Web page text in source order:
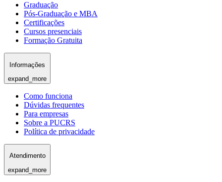
Graduação
Pós-Graduação e MBA
Certificações
Cursos presenciais
Formação Gratuita
Informações
expand_more
Como funciona
Dúvidas frequentes
Para empresas
Sobre a PUCRS
Política de privacidade
Atendimento
expand_more